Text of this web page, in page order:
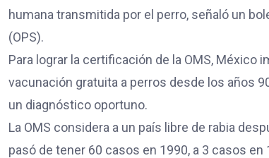
humana transmitida por el perro, señaló un
(OPS).
Para lograr la certificación de la OMS,
vacunación gratuita a perros desde los años
un diagnóstico oportuno.
La OMS considera a un país libre de rabia
pasó de tener 60 casos en 1990, a 3 casos